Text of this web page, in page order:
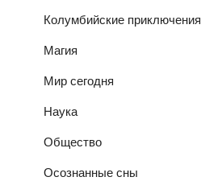
Колумбийские приключения
Магия
Мир сегодня
Наука
Общество
Осознанные сны